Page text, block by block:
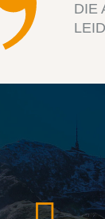
DIE